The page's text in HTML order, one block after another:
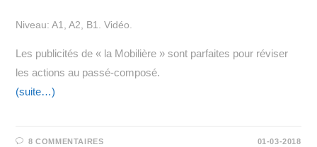
Niveau: A1, A2, B1. Vidéo.
Les publicités de « la Mobilière » sont parfaites pour réviser
les actions au passé-composé.
(suite…)
8 COMMENTAIRES 01-03-2018